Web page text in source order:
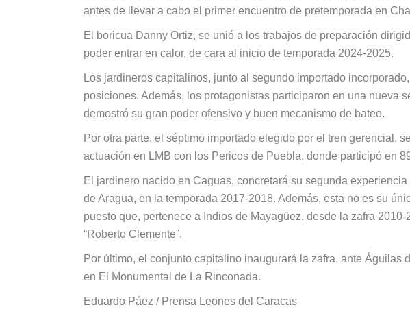
antes de llevar a cabo el primer encuentro de pretemporada en
El boricua Danny Ortiz, se unió a los trabajos de preparación
poder entrar en calor, de cara al inicio de temporada 2024-2025.
Los jardineros capitalinos, junto al segundo importado
posiciones. Además, los protagonistas participaron en una nueva
demostró su gran poder ofensivo y buen mecanismo de bateo.
Por otra parte, el séptimo importado elegido por el tren gerencial,
actuación en LMB con los Pericos de Puebla, donde participó en
El jardinero nacido en Caguas, concretará su segunda
de Aragua, en la temporada 2017-2018. Además, esta no es su
puesto que, pertenece a Indios de Mayagüez, desde la zafra
“Roberto Clemente”.
Por último, el conjunto capitalino inaugurará la zafra, ante Águilas
en El Monumental de La Rinconada.
Eduardo Páez / Prensa Leones del Caracas